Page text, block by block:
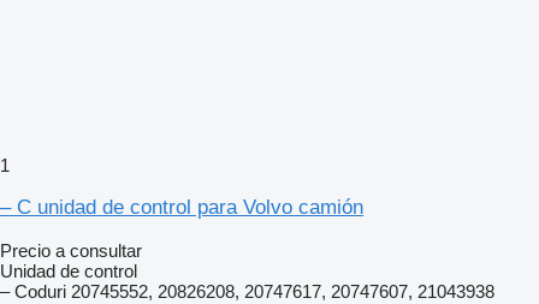
1
– C unidad de control para Volvo camión
Precio a consultar
Unidad de control
– Coduri 20745552, 20826208, 20747617, 20747607, 21043938